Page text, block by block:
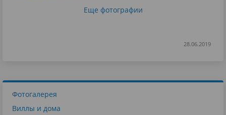
Еще фотографии
28.06.2019
Фотогалерея
Виллы и дома